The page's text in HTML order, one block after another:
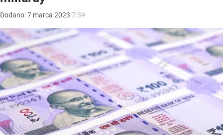
Dodano:7 marca 2023 7:39